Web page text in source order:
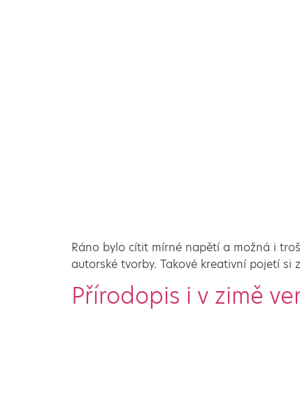
Ráno bylo cítit mírné napětí a možná i
autorské tvorby. Takové kreativní pojetí
Přírodopis i v zimě